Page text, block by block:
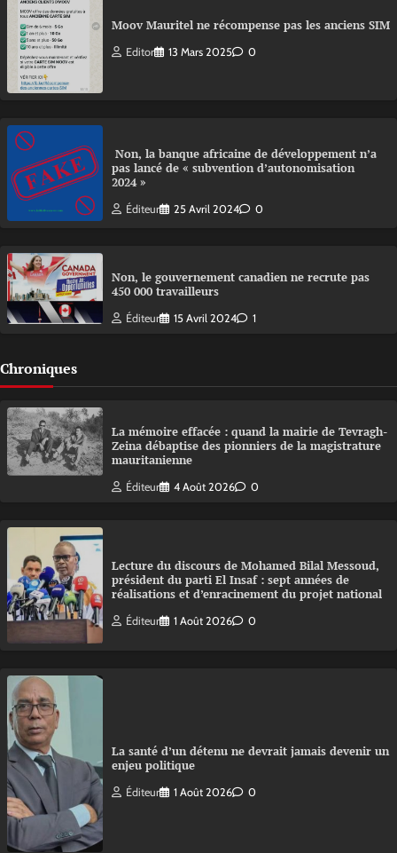
Moov Mauritel ne récompense pas les anciens SIM
Editor 13 Mars 2025 0
Non, la banque africaine de développement n’a
pas lancé de « subvention d’autonomisation
2024 »
Éditeur 25 Avril 2024 0
Non, le gouvernement canadien ne recrute pas
450 000 travailleurs
Éditeur 15 Avril 2024 1
Chroniques
La mémoire effacée : quand la mairie de Tevragh-
Zeina débaptise des pionniers de la magistrature
mauritanienne
Éditeur 4 Août 2026 0
Lecture du discours de Mohamed Bilal Messoud,
président du parti El Insaf : sept années de
réalisations et d’enracinement du projet national
Éditeur 1 Août 2026 0
La santé d’un détenu ne devrait jamais devenir un
enjeu politique
Éditeur 1 Août 2026 0